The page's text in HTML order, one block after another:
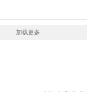
加载更多